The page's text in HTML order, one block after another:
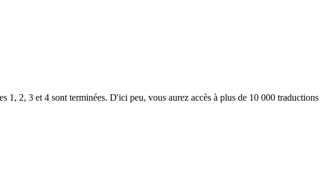
1, 2, 3 et 4 sont terminées. D'ici peu, vous aurez accès à plus de 10 000 traductions